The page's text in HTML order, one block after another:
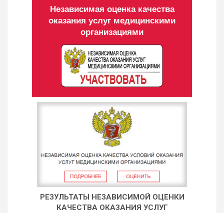
Независимая оценка качества
оказания услуг медицинскими
организациями
РЕЗУЛЬТАТЫ НЕЗАВИСИМОЙ ОЦЕНКИ
КАЧЕСТВА ОКАЗАНИЯ УСЛУГ